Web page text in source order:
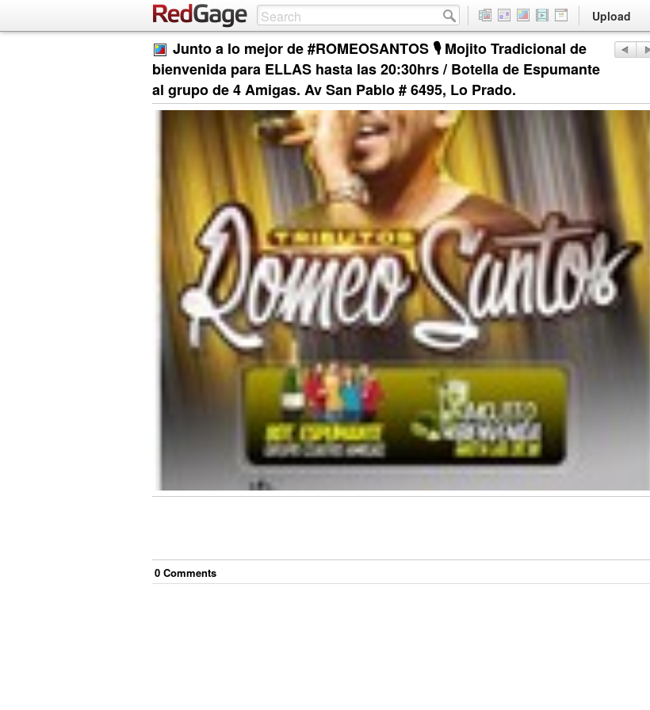
Upload
Junto a lo mejor de #ROMEOSANTOS 🎙️ Mojito Tradicional de
bienvenida para ELLAS hasta las 20:30hrs / Botella de Espumante
al grupo de 4 Amigas. Av San Pablo # 6495, Lo Prado.
0 Comments